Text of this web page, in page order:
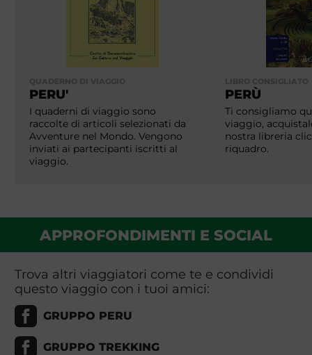
PERU'
I quaderni di viaggio sono
raccolte di articoli selezionati da
Avventure nel Mondo. Vengono
inviati ai partecipanti iscritti al
viaggio.
PERÙ
Ti consigliamo
viaggio,
nostra libreria
riquadro.
APPROFONDIMENTI E SOCIAL
Trova altri viaggiatori come te e condividi
questo viaggio con i tuoi amici:
GRUPPO PERU
GRUPPO TREKKING